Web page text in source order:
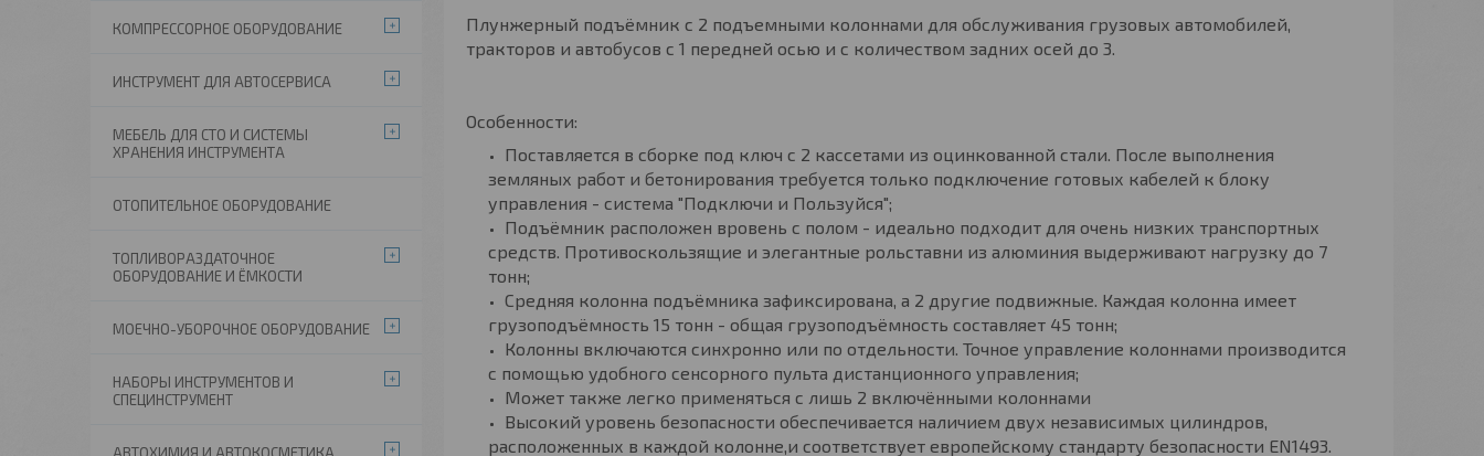
Плунжерный подъёмник с 2 подъемными колоннами для обслуживания грузовых автомобилей,
тракторов и автобусов с 1 передней осью и с количеством задних осей до 3.
Особенности:
Поставляется в сборке под ключ с 2 кассетами из оцинкованной стали. После выполнения
земляных работ и бетонирования требуется только подключение готовых кабелей к блоку
управления - система "Подключи и Пользуйся";
Подъёмник расположен вровень с полом - идеально подходит для очень низких транспортных
средств. Противоскользящие и элегантные рольставни из алюминия выдерживают нагрузку до 7
тонн;
Средняя колонна подъёмника зафиксирована, а 2 другие подвижные. Каждая колонна имеет
грузоподъёмность 15 тонн - общая грузоподъёмность составляет 45 тонн;
Колонны включаются синхронно или по отдельности. Точное управление колоннами производится
с помощью удобного сенсорного пульта дистанционного управления;
Может также легко применяться с лишь 2 включёнными колоннами
Высокий уровень безопасности обеспечивается наличием двух независимых цилиндров,
расположенных в каждой колонне,и соответствует европейскому стандарту безопасности EN1493.
КОМПРЕССОРНОЕ ОБОРУДОВАНИЕ
ИНСТРУМЕНТ ДЛЯ АВТОСЕРВИСА
МЕБЕЛЬ ДЛЯ СТО И СИСТЕМЫ
ХРАНЕНИЯ ИНСТРУМЕНТА
ОТОПИТЕЛЬНОЕ ОБОРУДОВАНИЕ
ТОПЛИВОРАЗДАТОЧНОЕ
ОБОРУДОВАНИЕ И ЁМКОСТИ
МОЕЧНО-УБОРОЧНОЕ ОБОРУДОВАНИЕ
НАБОРЫ ИНСТРУМЕНТОВ И
СПЕЦИНСТРУМЕНТ